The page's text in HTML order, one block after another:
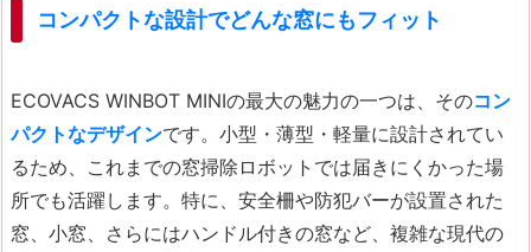
コンパクトな設計でどんな窓にもフィット
ECOVACS WINBOT MINIの最大の魅力の一つは、そのコン
パクトなデザインです。小型・薄型・軽量に設計されてい
るため、これまでの窓掃除ロボットでは届きにくかった場
所でも活躍します。特に、安全柵や防犯バーが設置された
窓、小窓、さらにはハンドル付きの窓など、複雑な現代の